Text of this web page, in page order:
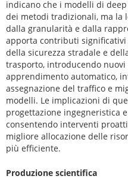
indicano che i modelli di
dei metodi tradizionali, ma la
dalla granularità e dalla
apporta contributi
della sicurezza stradale e
trasporto, introducendo
apprendimento automatico,
assegnazione del traffico e
modelli. Le implicazioni di
progettazione ingegneristica
consentendo interventi
migliore allocazione delle
più efficiente.
Produzione scientifica